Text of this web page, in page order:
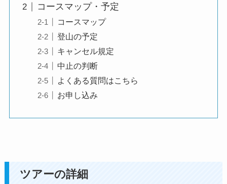
コースマップ・予定
コースマップ
登山の予定
キャンセル規定
中止の判断
よくある質問はこちら
お申し込み
ツアーの詳細